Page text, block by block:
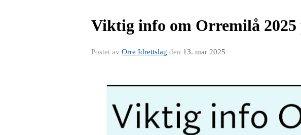
Viktig info om Orremilå 2025
Postet av Orre Idrettslag den 13. mar 2025